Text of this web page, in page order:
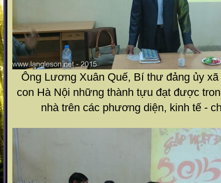
Ông Lương Xuân Quế, Bí thư đảng ủy
con Hà Nội những thành tựu đạt được
nhà trên các phương diện, kinh tế -